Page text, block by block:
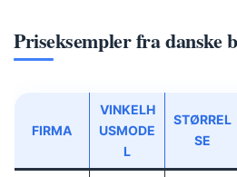
Priseksempler fra danske
FIRMA
VINKELH
USMODE
L
STØRREL
SE